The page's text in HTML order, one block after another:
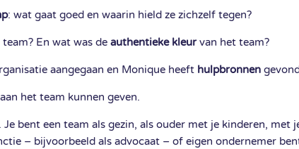
: wat gaat goed en waarin hield ze zichzelf tegen?
team? En wat was de authentieke kleurvan het team?
aangegaan en Monique heeft hulpbronnen
het team kunnen geven.
Je bent een team als gezin, als ouder met je kinderen,
– bijvoorbeeld als advocaat – of eigen ondernemer